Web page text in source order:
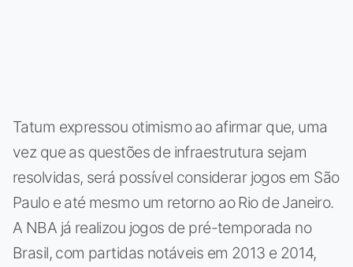
Tatum expressou otimismo ao afirmar que, uma
vez que as questões de infraestrutura sejam
resolvidas, será possível considerar jogos em São
Paulo e até mesmo um retorno ao Rio de Janeiro.
A NBA já realizou jogos de pré-temporada no
Brasil, com partidas notáveis em 2013 e 2014,